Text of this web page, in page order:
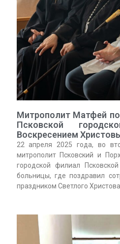
Митрополит Матфей
Псковской
Воскресением
22 апреля 2025 года, во
митрополит Псковский и
городской филиал
больницы, где поздравил
праздником Светлого